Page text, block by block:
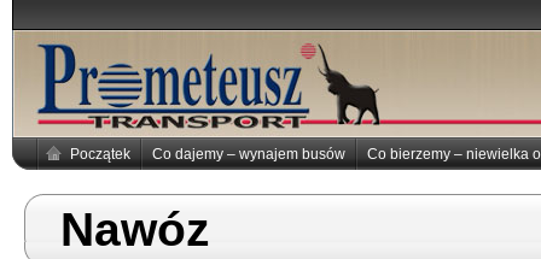
Początek Co dajemy – wynajem busów Co bierzemy – niewielka
Nawóz